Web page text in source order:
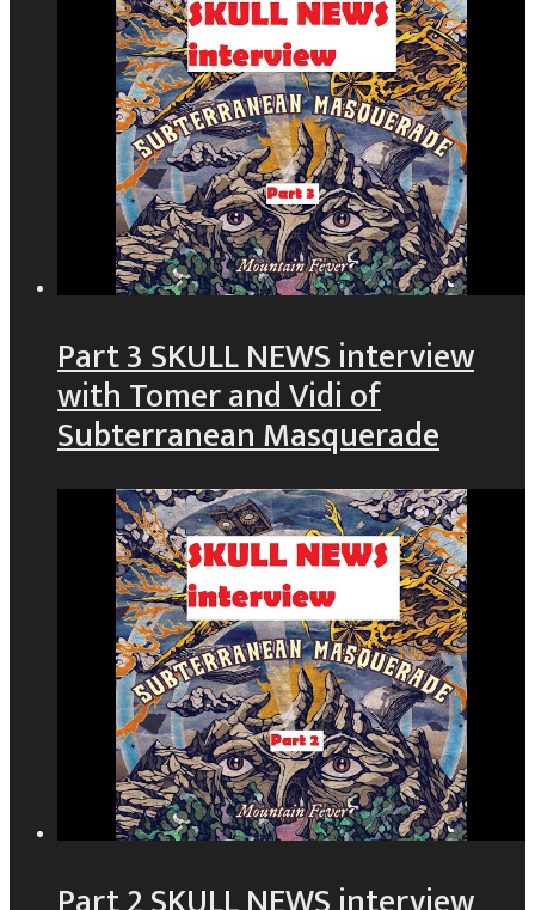
Part 3 SKULL NEWS interview
with Tomer and Vidi of
Subterranean Masquerade